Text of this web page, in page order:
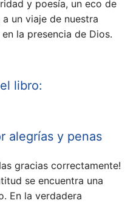
y poesía, un eco de
un viaje de nuestra
la presencia de Dios.
libro:
alegrías y penas
gracias correctamente!
se encuentra una
En la verdadera